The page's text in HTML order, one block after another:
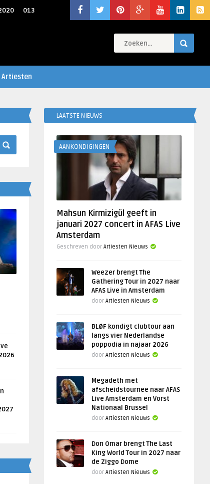
013
Artiesten
LAATSTE NIEUWS
AANKONDIGINGEN
Mahsun Kirmizigül geeft in
januari 2027 concert in AFAS Live
Amsterdam
Geschreven door Artiesten Nieuws
Weezer brengt The
Gathering Tour in 2027 naar
AFAS Live in Amsterdam
door Artiesten Nieuws
BLØF kondigt clubtour aan
langs vier Nederlandse
poppodia in najaar 2026
door Artiesten Nieuws
Megadeth met
afscheidstournee naar AFAS
Live Amsterdam en Vorst
Nationaal Brussel
door Artiesten Nieuws
Don Omar brengt The Last
King World Tour in 2027 naar
de Ziggo Dome
door Artiesten Nieuws